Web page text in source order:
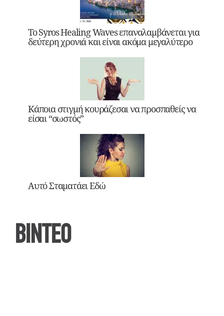
Το Syros Healing Waves επαναλαμβάνεται για
δεύτερη χρονιά και είναι ακόμα μεγαλύτερο
Κάποια στιγμή κουράζεσαι να προσπαθείς να
είσαι “σωστός”
Αυτό Σταματάει Εδώ
ΒΙΝΤΕΟ